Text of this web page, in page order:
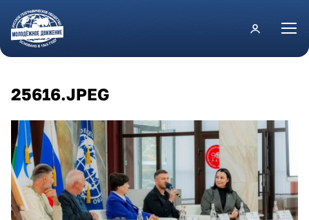
Перейти к основному содержанию
25616.JPEG